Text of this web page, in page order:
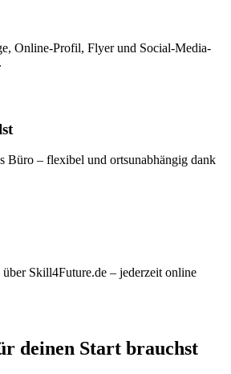
Online-Profil, Flyer und Social-Media-
Büro – flexibel und ortsunabhängig dank
Skill4Future.de – jederzeit online
deinen Start brauchst